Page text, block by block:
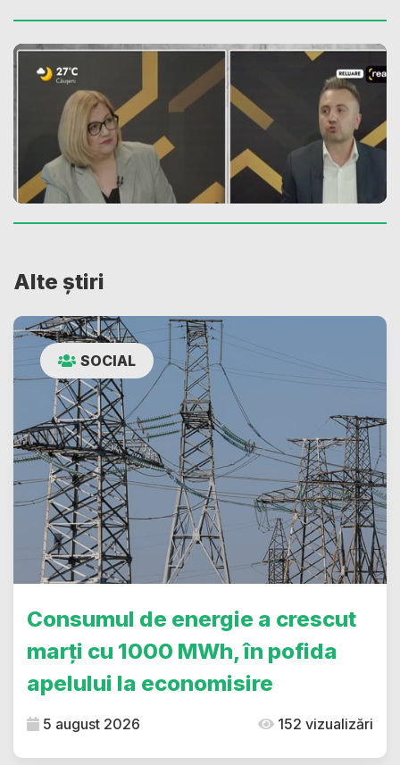
Alte știri
SOCIAL
Consumul de energie a crescut
marți cu 1000 MWh, în pofida
apelului la economisire
5 august 2026 152 vizualizări